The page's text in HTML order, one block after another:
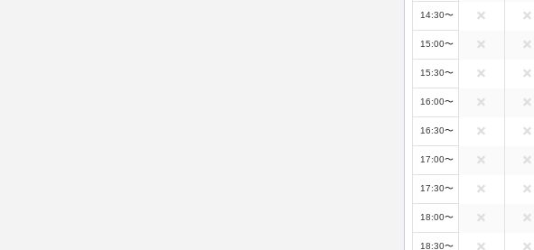
14:30〜
15:00〜
15:30〜
16:00〜
16:30〜
17:00〜
17:30〜
18:00〜
18:30〜